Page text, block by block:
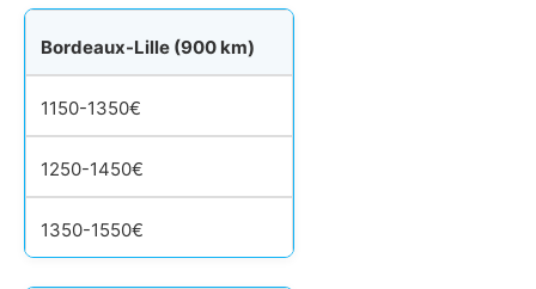
Bordeaux-Lille (900 km)
1150-1350€
1250-1450€
1350-1550€